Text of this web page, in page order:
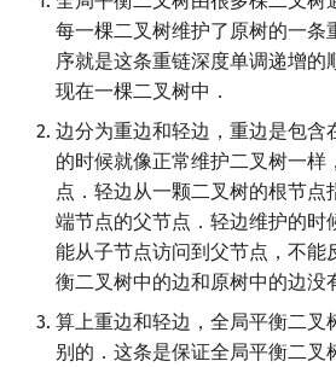
排
DP 优化
其它 DP 方法
后缀树
Manacher
回文树
序列自动机
最小表示法
Lyndon 分解
卢
同
二
阶
离
普
指
图
线性规划
抽象代数
概率论
博弈论
数值算法
最小环
2-SAT
欧拉图
哈密顿图
二分图
Garsia–Wachs 算法
15-puzzle
Kahan 求和
珂朵莉树/颜色段均摊
空间优化简介
每一棵二叉树维护了原树的一条
序就是这条重链深度单调递增的
现在一棵二叉树中．
边分为重边和轻边，重边是包含
的时候就像正常维护二叉树一样
点．轻边从一颗二叉树的根节点
端节点的父节点．轻边维护的时
能从子节点访问到父节点，不能
衡二叉树中的边和原树中的边没
算上重边和轻边，全局平衡二叉
别的．这条是保证全局平衡二叉